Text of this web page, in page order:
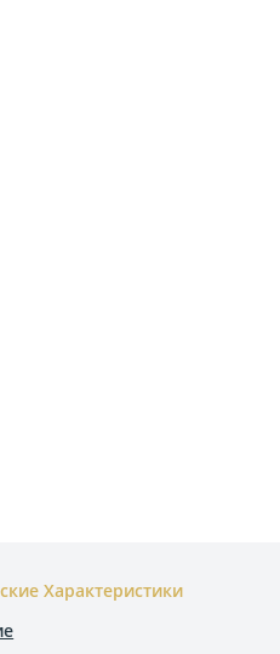
Характеристики